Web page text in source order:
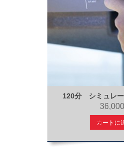
120分 シミュレー
カートに